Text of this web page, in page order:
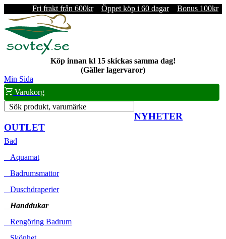
Fri frakt från 600kr Öppet köp i 60 dagar Bonus 100kr
Köp innan kl 15 skickas samma dag!
(Gäller lagervaror)
Min Sida
Varukorg
Sök produkt, varumärke
NYHETER
OUTLET
Bad
Aquamat
Badrumsmattor
Duschdraperier
Handdukar
Rengöring Badrum